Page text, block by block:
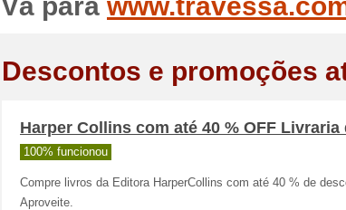
Descontos e promoções
Harper Collins com até 40 % OFF Livraria
100% funcionou
Compre livros da Editora HarperCollins com até 40 % de
Aproveite.